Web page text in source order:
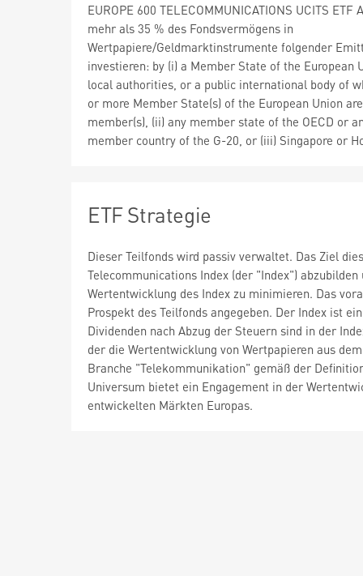
EUROPE 600 TELECOMMUNICATIONS UCITS ETF
mehr als 35 % des Fondsvermögens in
Wertpapiere/Geldmarktinstrumente folgender
investieren: by (i) a Member State of the European
local authorities, or a public international body of
or more Member State(s) of the European Union are
member(s), (ii) any member state of the OECD or
member country of the G-20, or (iii) Singapore or
ETF Strategie
Dieser Teilfonds wird passiv verwaltet. Das Ziel
Telecommunications Index (der "Index")
Wertentwicklung des Index zu minimieren. Das
Prospekt des Teilfonds angegeben. Der Index ist
Dividenden nach Abzug der Steuern sind in der
der die Wertentwicklung von Wertpapieren aus
Branche "Telekommunikation" gemäß der
Universum bietet ein Engagement in der
entwickelten Märkten Europas.